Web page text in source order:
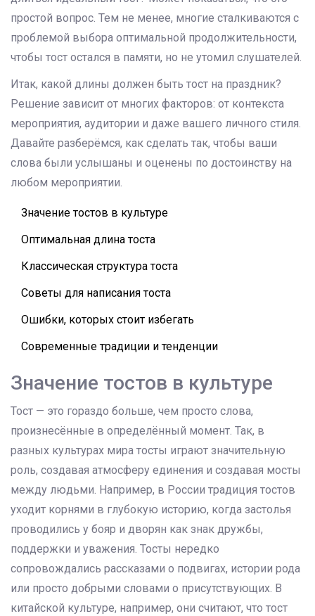
простой вопрос. Тем не менее, многие сталкиваются с
проблемой выбора оптимальной продолжительности,
чтобы тост остался в памяти, но не утомил слушателей.
Итак, какой длины должен быть тост на праздник?
Решение зависит от многих факторов: от контекста
мероприятия, аудитории и даже вашего личного стиля.
Давайте разберёмся, как сделать так, чтобы ваши
слова были услышаны и оценены по достоинству на
любом мероприятии.
Значение тостов в культуре
Оптимальная длина тоста
Классическая структура тоста
Советы для написания тоста
Ошибки, которых стоит избегать
Современные традиции и тенденции
Значение тостов в культуре
Тост — это гораздо больше, чем просто слова,
произнесённые в определённый момент. Так, в
разных культурах мира тосты играют значительную
роль, создавая атмосферу единения и создавая мосты
между людьми. Например, в России традиция тостов
уходит корнями в глубокую историю, когда застолья
проводились у бояр и дворян как знак дружбы,
поддержки и уважения. Тосты нередко
сопровождались рассказами о подвигах, истории рода
или просто добрыми словами о присутствующих. В
китайской культуре, например, они считают, что тост